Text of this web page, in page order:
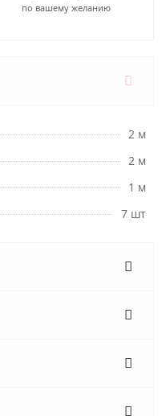
по вашему желанию
2 м
2 м
1 м
7 шт